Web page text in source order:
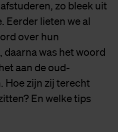
zo bleek uit
Eerder lieten we al
over hun
was het woord
aan de oud-
Hoe zijn zij terecht
En welke tips